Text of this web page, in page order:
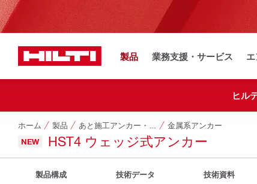
製品 業務支援・サービス
ヒル
ホーム 製品 金属系アンカー
NEW HST4 ウェッジ式アンカー
製品構成 技術データ 技術資料